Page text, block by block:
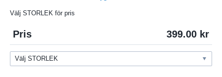
Välj STORLEK för pris
Pris 399.00